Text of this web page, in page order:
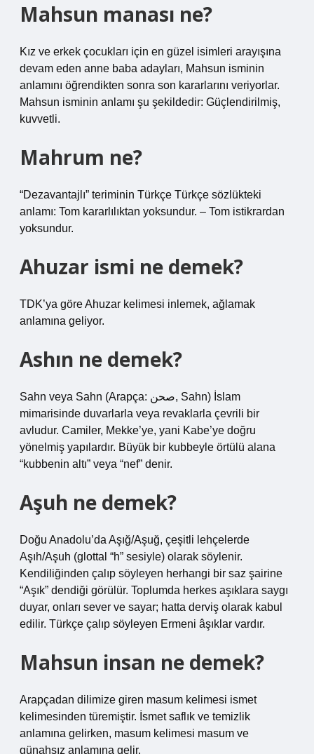
Mahsun manası ne?
Kız ve erkek çocukları için en güzel isimleri arayışına
devam eden anne baba adayları, Mahsun isminin
anlamını öğrendikten sonra son kararlarını veriyorlar.
Mahsun isminin anlamı şu şekildedir: Güçlendirilmiş,
kuvvetli.
Mahrum ne?
“Dezavantajlı” teriminin Türkçe Türkçe sözlükteki
anlamı: Tom kararlılıktan yoksundur. – Tom istikrardan
yoksundur.
Ahuzar ismi ne demek?
TDK’ya göre Ahuzar kelimesi inlemek, ağlamak
anlamına geliyor.
Ashın ne demek?
Sahn veya Sahn (Arapça: صحن, Sahn) İslam
mimarisinde duvarlarla veya revaklarla çevrili bir
avludur. Camiler, Mekke’ye, yani Kabe’ye doğru
yönelmiş yapılardır. Büyük bir kubbeyle örtülü alana
“kubbenin altı” veya “nef” denir.
Aşuh ne demek?
Doğu Anadolu’da Aşığ/Aşuğ, çeşitli lehçelerde
Aşıh/Aşuh (glottal “h” sesiyle) olarak söylenir.
Kendiliğinden çalıp söyleyen herhangi bir saz şairine
“Aşık” dendiği görülür. Toplumda herkes aşıklara saygı
duyar, onları sever ve sayar; hatta derviş olarak kabul
edilir. Türkçe çalıp söyleyen Ermeni âşıklar vardır.
Mahsun insan ne demek?
Arapçadan dilimize giren masum kelimesi ismet
kelimesinden türemiştir. İsmet saflık ve temizlik
anlamına gelirken, masum kelimesi masum ve
günahsız anlamına gelir.